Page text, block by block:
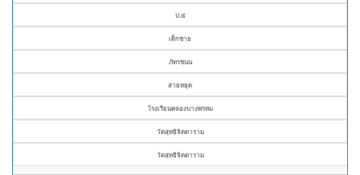
ป.๕
เด็กชาย
ภัทรชนน
สายหยุด
โรงเรียนคลองบางพรหม
วัดสุทธิจิตตาราม
วัดสุทธิจิตตาราม